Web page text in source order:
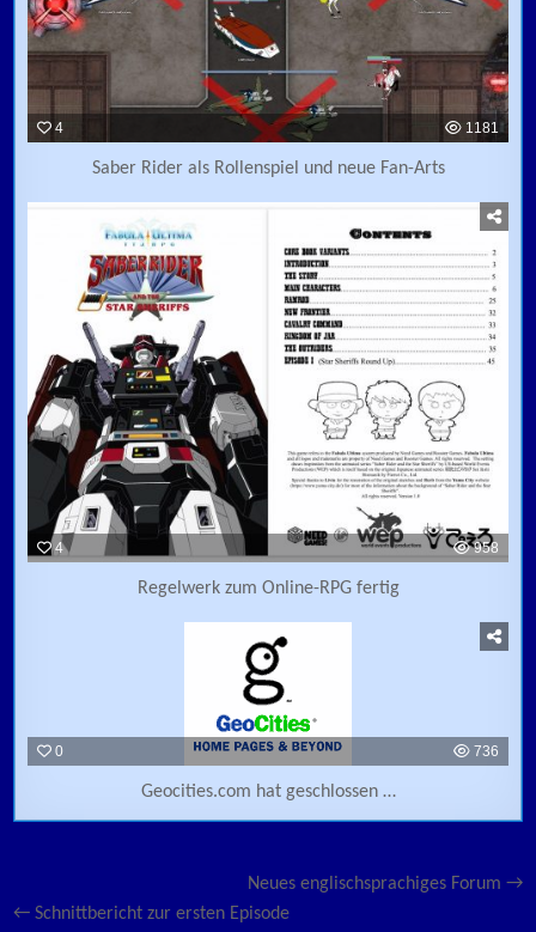
4 1181
Saber Rider als Rollenspiel und neue Fan-Arts
4 958
Regelwerk zum Online-RPG fertig
0 736
Geocities.com hat geschlossen …
BeitragsnavigationNeues englischsprachiges Forum →
← Schnittbericht zur ersten Episode